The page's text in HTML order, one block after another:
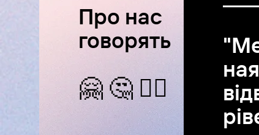
Про нас
говорять
🤗 🤔 ✌🏻